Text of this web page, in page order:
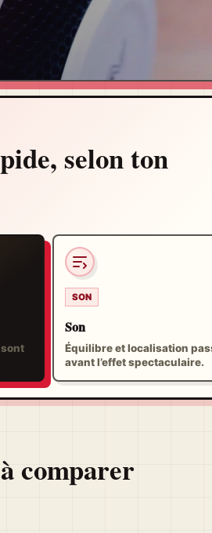
selon ton
SON
Son
Équilibre et localisation
avant l’effet spectaculaire.
comparer